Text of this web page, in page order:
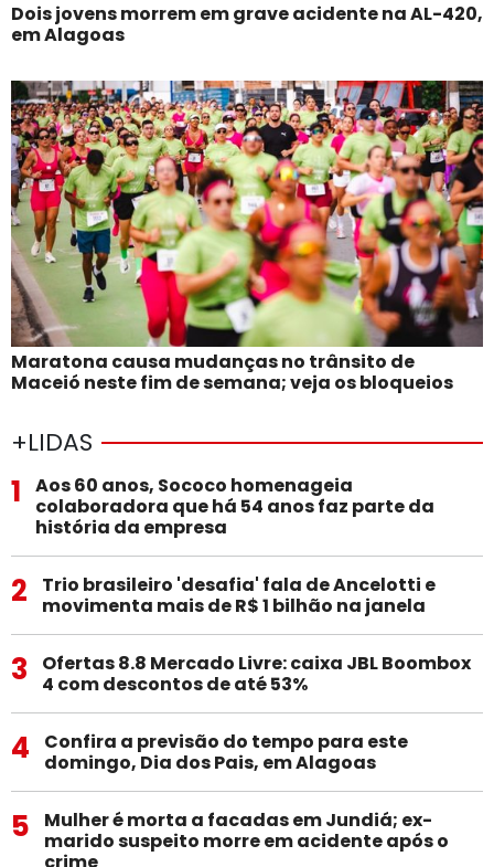
Dois jovens morrem em grave acidente na AL-420,
em Alagoas
Maratona causa mudanças no trânsito de
Maceió neste fim de semana; veja os bloqueios
+LIDAS
1
Aos 60 anos, Sococo homenageia
colaboradora que há 54 anos faz parte da
história da empresa
2
Trio brasileiro 'desafia' fala de Ancelotti e
movimenta mais de R$ 1 bilhão na janela
3
Ofertas 8.8 Mercado Livre: caixa JBL Boombox
4 com descontos de até 53%
4
Confira a previsão do tempo para este
domingo, Dia dos Pais, em Alagoas
5
Mulher é morta a facadas em Jundiá; ex-
marido suspeito morre em acidente após o
crime